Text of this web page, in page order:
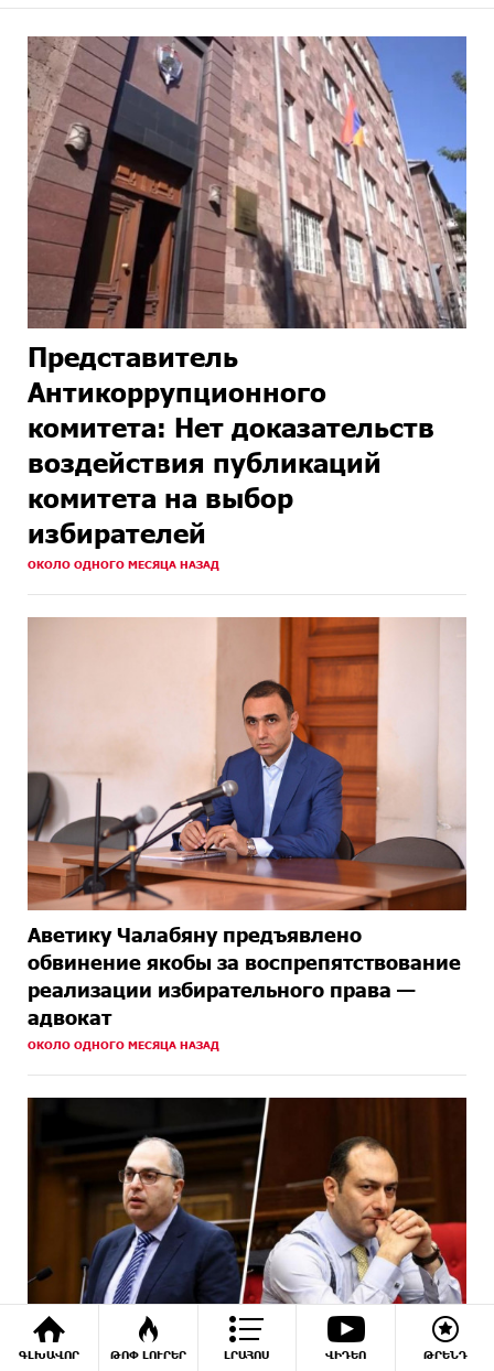
ԳԼԽԱՎՈՐ ԹՈՓ ԼՈՒՐԵՐ ԼՐԱՀՈՍ ՎԻԴԵՈ ԹՐԵՆԴ
Представитель
Антикоррупционного
комитета: Нет доказательств
воздействия публикаций
комитета на выбор
избирателей
ОКОЛО ОДНОГО МЕСЯЦА НАЗАД
Аветику Чалабяну предъявлено
обвинение якобы за воспрепятствование
реализации избирательного права —
адвокат
ОКОЛО ОДНОГО МЕСЯЦА НАЗАД